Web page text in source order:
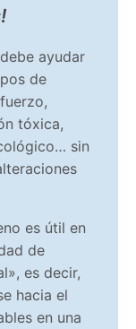
ayudar
de
tóxica,
sin
es útil en
de
es decir,
hacia el
en una